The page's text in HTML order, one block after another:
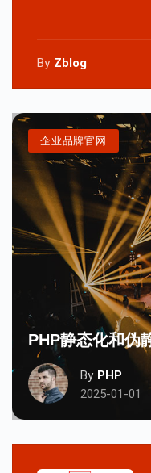
By Zblog
PHP静态化和伪
By PHP
2025-01-01
企业品牌官网